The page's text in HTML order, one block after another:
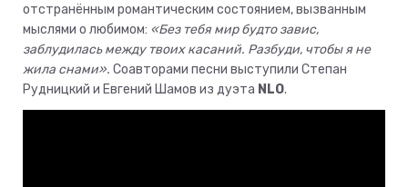
отстранённым романтическим состоянием, вызванным
мыслями о любимом: «Без тебя мир будто завис,
заблудилась между твоих касаний. Разбуди, чтобы я не
жила снами». Соавторами песни выступили Степан
Рудницкий и Евгений Шамов из дуэта NLO.